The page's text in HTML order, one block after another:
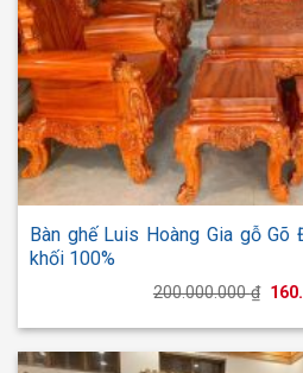
Bàn ghế Luis Hoàng Gia gỗ
khối 100%
200.000.000₫ Giá
là: